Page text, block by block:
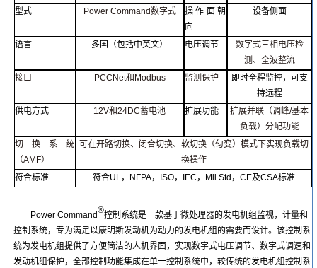
型式
Power Command数字式 操作面朝
向
设备侧面
语言 多国（包括中英文） 电压调节
数字式三相电压检
测、 全波整流
接口
PCCNet和 Modbus 监测保护
即时全程监控，可支
持远程
供电方式
12V和24DC蓄电池 扩展功能 扩展并联（调峰/基本
负载） 分配功能
切换系统
（AMF）
可在开路切换、 闭合切换、 软切换（匀变） 模式下实现负载切
换操作
符合标准
符合UL， NFPA， ISO， IEC ， Mil Std ， CE及CSA标准
Power Command
®
控制系统是一款基于微处理器的发电机组监视，计量和
控制系统，专为满足以康明斯发动机为动力的发电机组的需要而设计。该控制系
统为发电机组提供了方便简洁的人机界面，实现数字式电压调节、数字式调速和
发动机组保护，全部控制功能集成在单一控制系统中，较传统的发电机组控制系